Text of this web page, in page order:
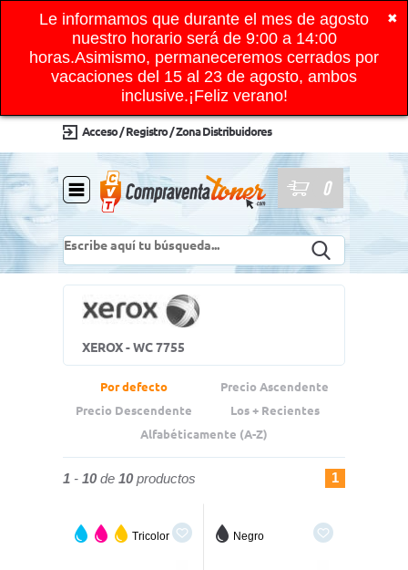
✖
Le informamos que durante el mes de agosto
nuestro horario será de 9:00 a 14:00
horas.Asimismo, permaneceremos cerrados por
vacaciones del 15 al 23 de agosto, ambos
inclusive.¡Feliz verano!
Acceso / Registro / Zona Distribuidores
0
XEROX - WC 7755
Por defecto
Precio Ascendente
Precio Descendente
Los + Recientes
Alfabéticamente (A-Z)
1 - 10de 10productos 1
Tricolor Negro